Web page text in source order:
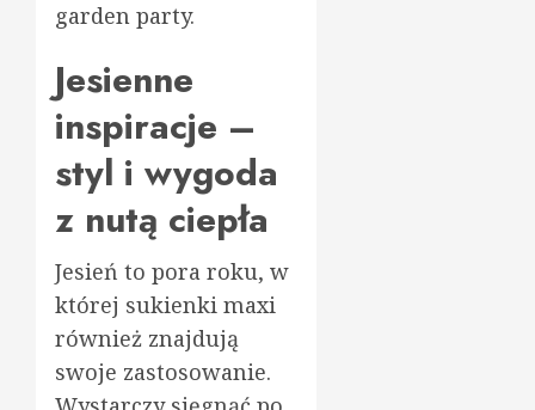
garden party.
Jesienne
inspiracje –
styl i wygoda
z nutą ciepła
Jesień to pora roku, w
której sukienki maxi
również znajdują
swoje zastosowanie.